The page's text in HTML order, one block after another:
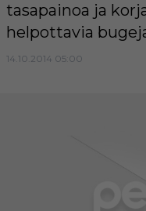
tasapainoa ja
helpottavia
14.10.2014 05:00